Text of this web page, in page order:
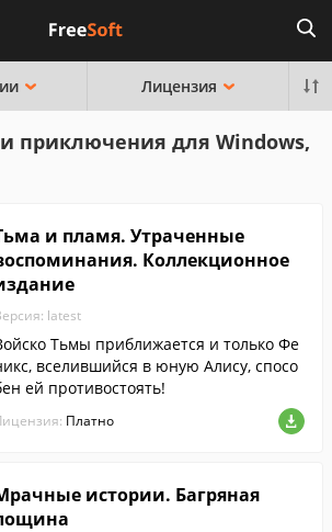
Лицензия
приключения для Windows,
и пламя. Утраченные
Коллекционное
latest
Тьмы приближается и только Фе
вселившийся в юную Алису, спосо
ей противостоять!
Платно
истории. Багряная